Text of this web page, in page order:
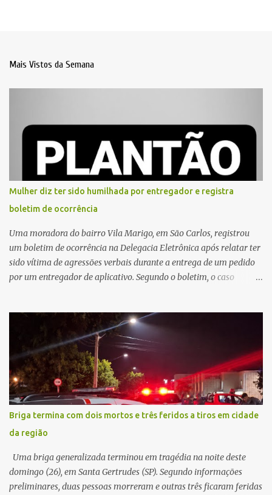
Mais Vistos da Semana
Mulher diz ter sido humilhada por entregador e registra
boletim de ocorrência
Uma moradora do bairro Vila Marigo, em São Carlos, registrou
um boletim de ocorrência na Delegacia Eletrônica após relatar ter
sido vítima de agressões verbais durante a entrega de um pedido
por um entregador de aplicativo. Segundo o boletim, o caso
e, em seguida, passou a gritar em frente ao prédio, chamando a
atenção de moradores e de pessoas que estavam nas
proximidades. Ainda conforme o registro policial, a vítima relatou
que, ao receber a entrega, voltou a ser ofendida com palavras de
baixo calão e insultos. Ela informou à Polícia Civil que mora
sozinha e que se sentiu ameaçada, coagida e humilhada com a
situação. Fonte: São Carlos Agora
Briga termina com dois mortos e três feridos a tiros em cidade
da região
Uma briga generalizada terminou em tragédia na noite deste
domingo (26), em Santa Gertrudes (SP). Segundo informações
preliminares, duas pessoas morreram e outras três ficaram feridas